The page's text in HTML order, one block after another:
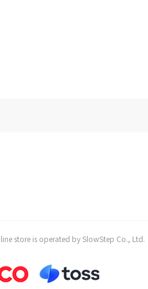
store is operated by SlowStep Co., Ltd.